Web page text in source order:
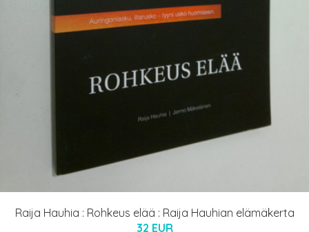
Raija Hauhia : Rohkeus elää : Raija Hauhian elämäkerta
32 EUR